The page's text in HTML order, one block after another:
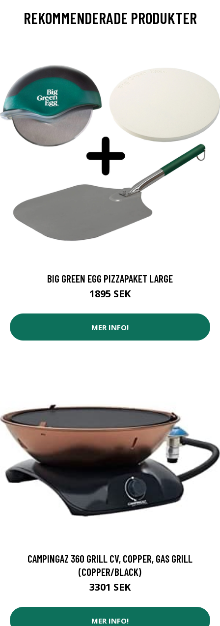
REKOMMENDERADE PRODUKTER
BIG GREEN EGG PIZZAPAKET LARGE
1895 SEK
MER INFO!
CAMPINGAZ 360 GRILL CV, COPPER, GAS GRILL
(COPPER/BLACK)
3301 SEK
MER INFO!